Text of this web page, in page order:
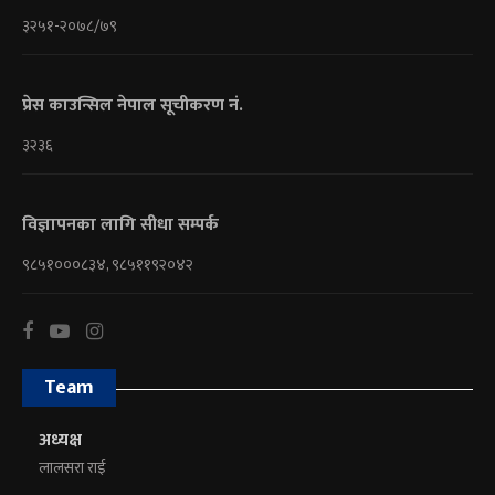
३२५१-२०७८/७९
प्रेस काउन्सिल नेपाल सूचीकरण नं.
३२३६
विज्ञापनका लागि सीधा सम्पर्क
९८५१०००८३४, ९८५११९२०४२
Team
अध्यक्ष
लालसरा राई